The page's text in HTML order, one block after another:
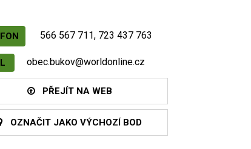
566 567 711, 723 437 763
obec.bukov@worldonline.cz
PŘEJÍT NA WEB
OZNAČIT JAKO VÝCHOZÍ BOD